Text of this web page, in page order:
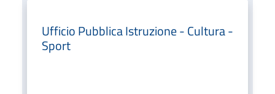
Ufficio Pubblica Istruzione - Cultura -
Sport